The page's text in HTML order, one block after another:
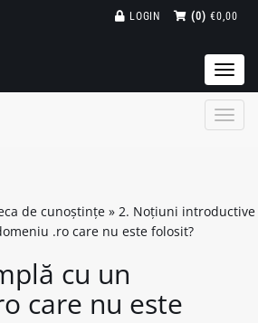
(0) €0,00
LOGIN
de cunoștințe » 2. Noțiuni introductive
.ro care nu este folosit?
cu un
care nu este